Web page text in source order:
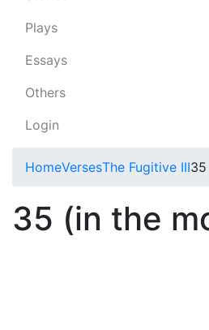
Plays
Essays
Others
Login
HomeVersesThe Fugitive III35
35 (in the